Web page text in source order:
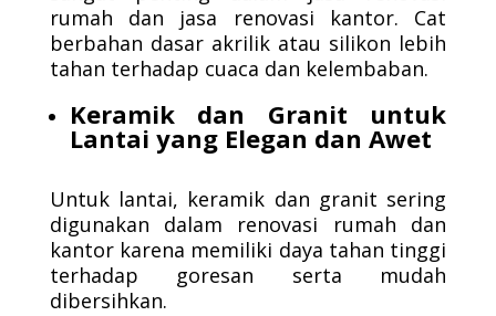
rumah dan jasa renovasi kantor. Cat
berbahan dasar akrilik atau silikon lebih
tahan terhadap cuaca dan kelembaban.
Keramik dan Granit untuk
Lantai yang Elegan dan Awet
Untuk lantai, keramik dan granit sering
digunakan dalam renovasi rumah dan
kantor karena memiliki daya tahan tinggi
terhadap goresan serta mudah
dibersihkan.